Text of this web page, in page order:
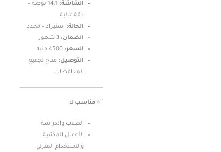
الشاشة:
14.1 بوصة –
دقة عالية
الحالة: استيراد – مجدد
الضمان: 3 شهور
السعر: 4500 جنيه
التوصيل: متاح لجميع
المحافظات
✅ مناسب لـ:
الطلاب والدراسة
الأعمال المكتبية
والاستخدام المنزلي